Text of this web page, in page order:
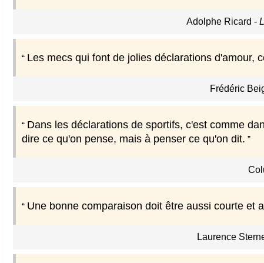
Adolphe Ricard -
Les mecs qui font de jolies déclarations d'amour,
Frédéric
Dans les déclarations de sportifs, c'est comme
dire ce qu'on pense, mais à penser ce qu'on dit.
Une bonne comparaison doit être aussi courte et
Laurence